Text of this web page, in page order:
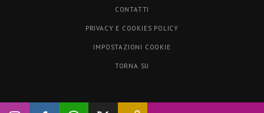
CONTATTI
PRIVACY E COOKIES POLICY
IMPOSTAZIONI COOKIE
TORNA SU